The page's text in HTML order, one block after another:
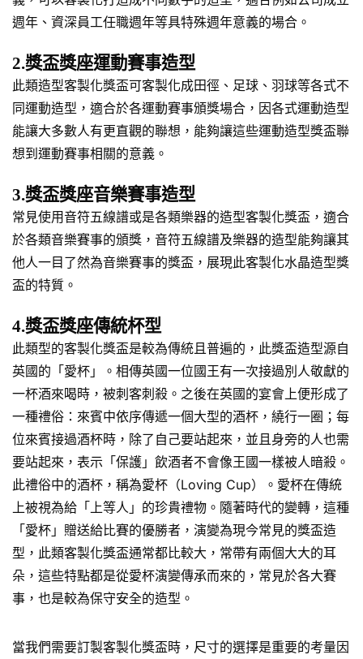
週年、資深員工任職週年等具特殊週年意義的場合。
2.獎盃獎座運動賽事造型
此類造型客製化獎盃可客製化成田徑、足球、羽球等各式不
同運動造型，適合於各運動賽事頒獎場合，因各式運動造型
能讓大多數人有更直觀的聯想，能夠讓這些運動造型獎盃聯
想到運動賽事相關的意義。
3.獎盃獎座音樂賽事造型
常見使用音符五線譜或是各類樂器的造型客製化獎盃，適合
於各類音樂賽事的頒獎，音符五線譜及樂器的造型能夠讓其
他人一目了然為音樂賽事的獎盃，展現此客製化水晶造型獎
盃的特質。
4.獎盃獎座傳統杯型
此類型的客製化獎盃是較為傳統且普遍的，此獎盃造型源自
英國的「愛杯」。相傳英國一位國王有一次接過別人敬獻的
一杯酒來喝時，被刺客刺殺。之後在英國的宴會上便形成了
一種禮俗：來賓中依序傳遞一個大型的酒杯，繞行一圈；每
位來賓接過酒杯時，除了自己要站起來，並且身旁的人也需
要站起來，表示「保護」飲酒者不會像王國一樣被人暗殺。
此禮俗中的酒杯，稱為愛杯（Loving Cup）。愛杯在傳統
上被視為給「上等人」的珍貴禮物。隨著時代的變轉，這種
「愛杯」贈送給比賽的優勝者，演變為現今常見的獎盃造
型，此類客製化獎盃通常都比較大，常帶有兩個大大的耳
朵，這些特點都是從愛杯演變傳承而來的，常見於各大賽
事，也是較為保守安全的造型。
當我們需要訂製客製化獎盃時，尺寸的選擇是重要的考量因